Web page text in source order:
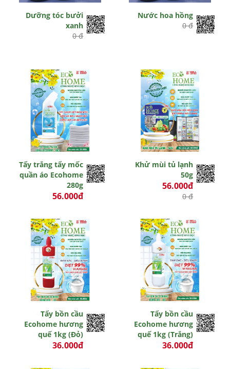
Dưỡng tóc bưởi
xanh
0 đ
Nước hoa hồng
0 đ
Tẩy trắng tẩy mốc
quần áo Ecohome
280g
56.000đ
Khử mùi tủ lạnh
50g
56.000đ
0 đ
Tẩy bồn cầu
Ecohome hương
quế 1kg (Đỏ)
36.000đ
Tẩy bồn cầu
Ecohome hương
quế 1kg (Trắng)
36.000đ